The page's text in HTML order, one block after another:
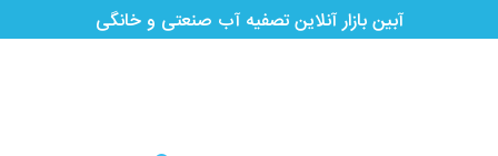
آبین بازار آنلاین تصفیه آب صنعتی و خانگی